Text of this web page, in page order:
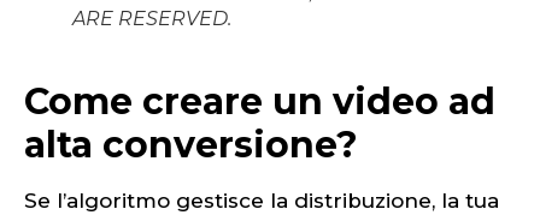
ARE RESERVED.
Come creare un video ad
alta conversione?
Se l’algoritmo gestisce la distribuzione, la tua